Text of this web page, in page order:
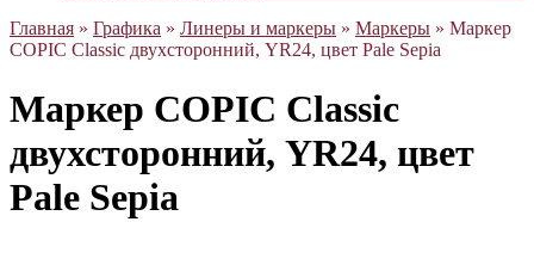
Главная » Графика » Линеры и маркеры » Маркеры » Маркер
COPIC Classic двухсторонний, YR24, цвет Pale Sepia
Маркер COPIC Classic
двухсторонний, YR24, цвет
Pale Sepia